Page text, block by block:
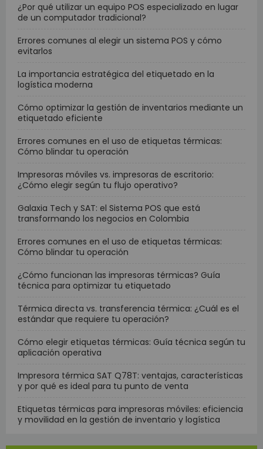
¿Por qué utilizar un equipo POS especializado en lugar
de un computador tradicional?
Errores comunes al elegir un sistema POS y cómo
evitarlos
La importancia estratégica del etiquetado en la
logística moderna
Cómo optimizar la gestión de inventarios mediante un
etiquetado eficiente
Errores comunes en el uso de etiquetas térmicas:
Cómo blindar tu operación
Impresoras móviles vs. impresoras de escritorio:
¿Cómo elegir según tu flujo operativo?
Galaxia Tech y SAT: el Sistema POS que está
transformando los negocios en Colombia
Errores comunes en el uso de etiquetas térmicas:
Cómo blindar tu operación
¿Cómo funcionan las impresoras térmicas? Guía
técnica para optimizar tu etiquetado
Térmica directa vs. transferencia térmica: ¿Cuál es el
estándar que requiere tu operación?
Cómo elegir etiquetas térmicas: Guía técnica según tu
aplicación operativa
Impresora térmica SAT Q78T: ventajas, características
y por qué es ideal para tu punto de venta
Etiquetas térmicas para impresoras móviles: eficiencia
y movilidad en la gestión de inventario y logística